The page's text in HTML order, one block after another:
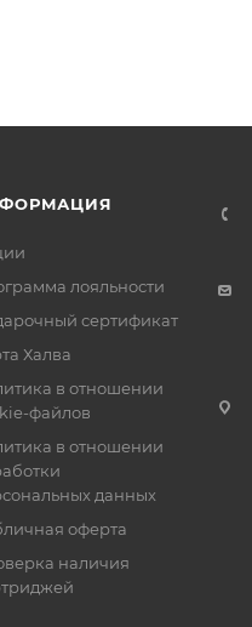
лояльности
сертификат
Халва
в отношении
файлов
в отношении
данных
оферта
наличия